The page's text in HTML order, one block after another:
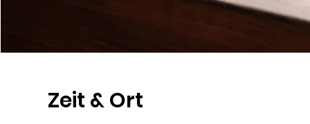
Zeit & Ort